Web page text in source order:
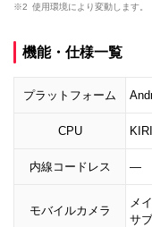
※2 使用環境により変動します。
機能・仕様一覧
プラットフォーム
CPU
内線コードレス ―
モバイルカメラ
メ
サ